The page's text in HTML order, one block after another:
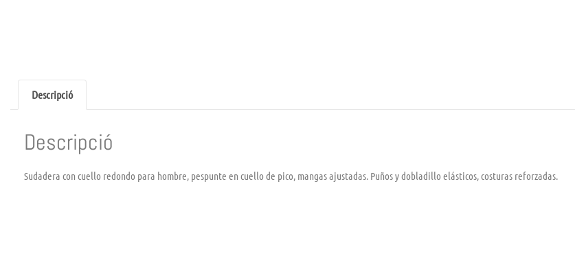
Descripció
Descripció
Sudadera con cuello redondo para hombre, pespunte en cuello de pico, mangas ajustadas. Puños y dobladillo elásticos, costuras reforzadas.